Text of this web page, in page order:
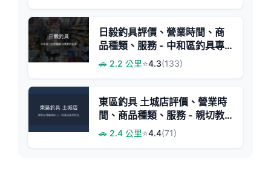
日毅釣具評價、營業時間、商
品種類、服務 - 中和區釣具專
🚗 2.2 公里⭐4.3(133)
東區釣具 土城店評價、營業時
間、商品種類、服務 - 親切教
學與專業諮詢
🚗 2.4 公里⭐4.4(71)